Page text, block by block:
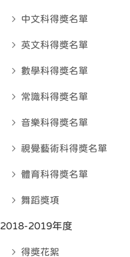
中文科得奬名單
英文科得奬名單
數學科得奬名單
常識科得奬名單
音樂科得奬名單
視覺藝術科得奬名單
體育科得奬名單
舞蹈獎項
2018-2019年度
得獎花絮